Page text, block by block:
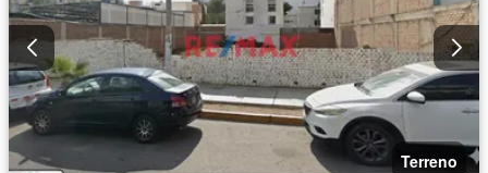
Terreno